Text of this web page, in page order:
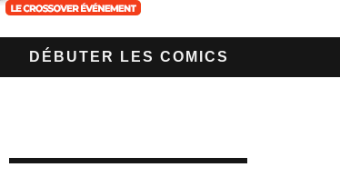
DÉBUTER LES COMICS